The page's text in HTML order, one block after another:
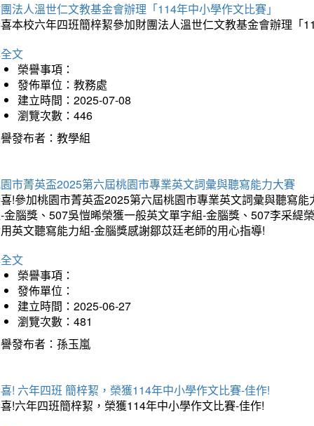
法人溫世仁文教基金會辦理「114年中小學作文比賽」
本校六年四班簡梓絜參加財團法人溫世仁文教基金會辦理「
文
榮譽事項：
發佈單位：教務處
建立時間：2025-07-08
瀏覽次數：446
發布者：教學組
市菁英盃2025第六屆桃園市專業英文詞彙與聽寫能力大賽
!參加桃園市菁英盃2025第六屆桃園市專業英文詞彙與聽寫
金腦獎、507吳愷晞榮獲一般英文單字組-金腦獎、507李采緹
英文聽寫能力組-金腦獎感謝鄒苡廷老師的用心指導!
文
榮譽事項：
發佈單位：
建立時間：2025-06-27
瀏覽次數：481
發布者：孫玉嵐
! 六年四班 簡梓絜，榮獲114年中小學作文比賽-佳作!
!六年四班簡梓絜，榮獲114年中小學作文比賽-佳作!